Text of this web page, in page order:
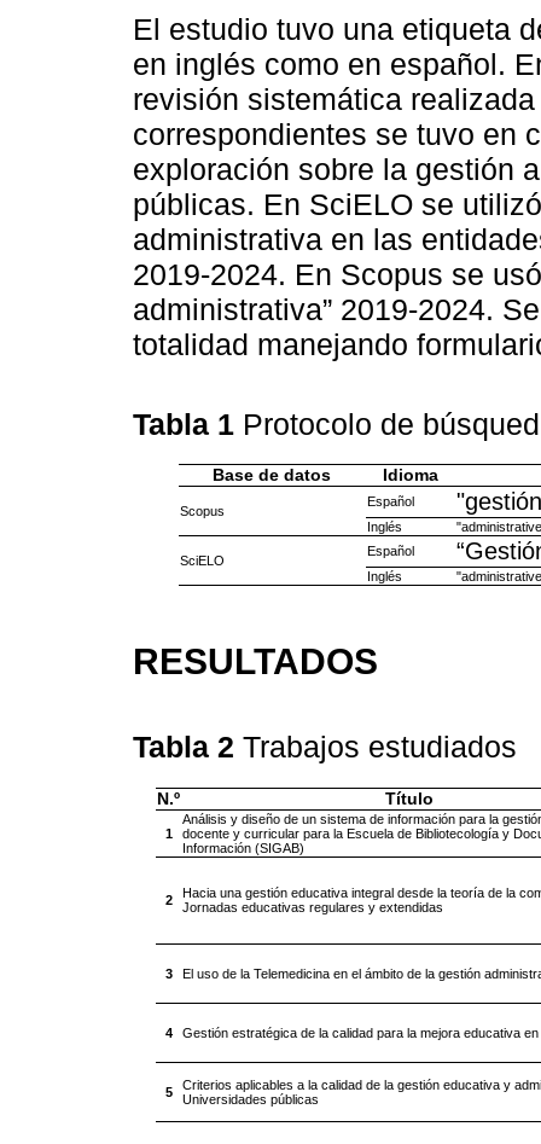
El estudio tuvo una etiqueta
en inglés como en español.
revisión sistemática
correspondientes se tuvo en
exploración sobre la gestión
públicas. En SciELO se
administrativa en las
2019-2024. En Scopus se
administrativa” 2019-2024.
totalidad manejando
Tabla 1 Protocolo de
Base de datos Idioma
Scopus
Español
Inglés
SciELO
Español
Inglés
RESULTADOS
Tabla 2 Trabajos estudiados
N.º Título
1
Análisis y diseño de un sistema de información para la
docente y curricular para la Escuela de Bibliotecología y
Información (SIGAB)
2
Hacia una gestión educativa integral desde la teoría de la
Jornadas educativas regulares y extendidas
3 El uso de la Telemedicina en el ámbito de la gestión
4 Gestión estratégica de la calidad para la mejora educativa
5
Criterios aplicables a la calidad de la gestión educativa y
Universidades públicas